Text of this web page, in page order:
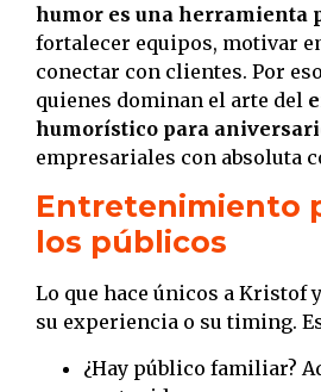
humor es una herramienta
fortalecer equipos, motivar
conectar con clientes. Por
quienes dominan el arte del
humorístico para
empresariales con absoluta
Entretenimiento
los públicos
Lo que hace únicos a Kristof
su experiencia o su timing.
¿Hay público familiar?